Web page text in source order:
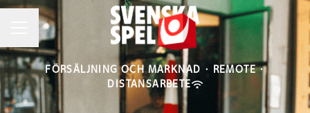
KARRIÄRMENY
FÖRSÄLJNING OCH MARKNAD · REMOTE ·
DISTANSARBETE